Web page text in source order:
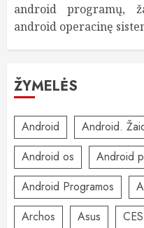
android programų,
android operacinę
ŽYMELĖS
Android Android.
Android os
Android
Android Programos
Archos
Asus CES